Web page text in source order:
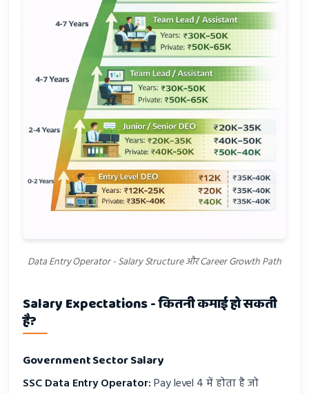
Data Entry Operator - Salary Structure और Career Growth Path
Salary Expectations - कितनी कमाई हो सकती
है?
Government Sector Salary
SSC Data Entry Operator:Pay level 4 में होता है जो